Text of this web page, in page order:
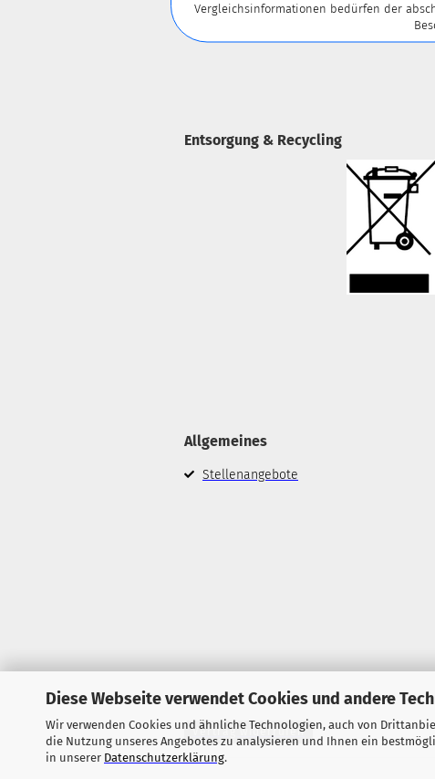
Diese Webseite verwendet Cookies und andere
Wir verwenden Cookies und ähnliche Technologien, auch von
die Nutzung unseres Angebotes zu analysieren und Ihnen ein
in unserer Datenschutzerklärung.
Vergleichsinformationen bedürfen der
Entsorgung & Recycling
Allgemeines
Stellenangebote
Vertrag widerrufen